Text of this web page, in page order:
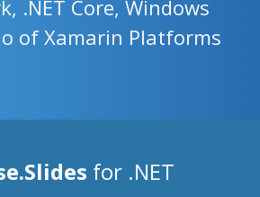
.NET Core, Windows
of Xamarin Platforms
for .NET